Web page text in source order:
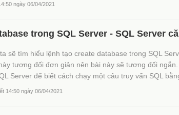
ngày 06/04/2021
trong SQL Server - SQL Server
sẽ tìm hiểu lệnh tạo create database trong SQL
tương đối đơn giản nên bài này sẽ tương đối
Server để biết cách chạy một câu truy vấn SQL
14:50 ngày 06/04/2021